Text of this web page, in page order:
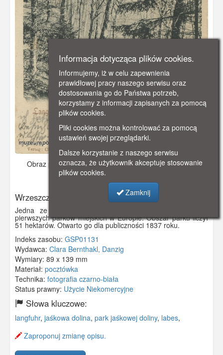
Obraz pochodzi zok. 1900 r.Dodano: 2019-10-31 17:11
Wyświetlono: 2451
Wrzeszcz
Jedna ze ścieżek w Parku Jaśkowej Doliny- jednym z
pierwszych parków miejskich w Europie. Obszar parku liczył
51 hektarów. Otwarto go dla publiczności 1837 roku.
Indeks zasobu: GSP01131
Wydawca: Clara Bernthakl, Danzig
Wymiary: 89 x 139 mm
Materiał: pocztówka
Technika: fotografia czarno-biała
Status prawny: Użycie Niekomercyjne
Słowa kluczowe:
langfuhr, jaśkowa dolina, park jaśkowej doliny, labes,
Zaproponuj zmianę opisu.
Informacja dotycząca plików cookies.
Informujemy, iż w celu zapewnienia
prawidłowej pracy naszego serwisu oraz
dostosowania go do Państwa potrzeb,
korzystamy z informacji zapisanych za pomocą
plików cookies.
Pliki cookies można kontrolować za pomocą
ustawień swojej przeglądarki.
Dalsze korzystanie z naszego serwisu
oznacza, że użytkownik akceptuje stosowanie
plików cookies.
Zamknij